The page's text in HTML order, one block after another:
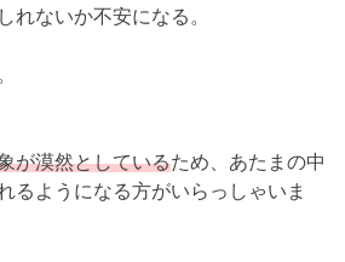
れないか不安になる。
が漠然としているため、あたまの中
るようになる方がいらっしゃいま